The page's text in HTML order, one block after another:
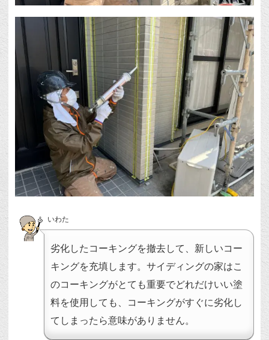
いわた
劣化したコーキングを撤去して、新しいコー
キングを充填します。サイディングの家はこ
のコーキングがとても重要でどれだけいい塗
料を使用しても、コーキングがすぐに劣化し
てしまったら意味がありません。